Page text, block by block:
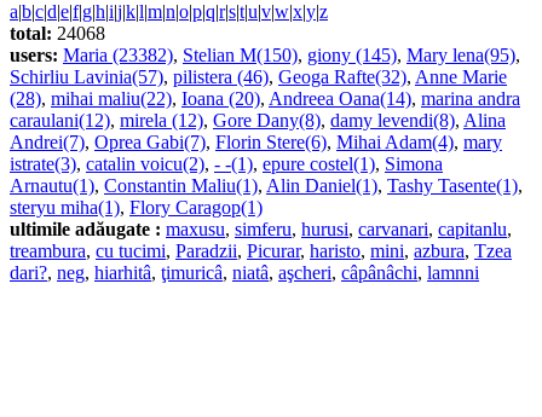
a|b|c|d|e|f|g|h|i|j|k|l|m|n|o|p|q|r|s|t|u|v|w|x|y|z
total: 24068
users: Maria (23382), Stelian M(150), giony (145), Mary lena(95),
Schirliu Lavinia(57), pilistera (46), Geoga Rafte(32), Anne Marie
(28), mihai maliu(22), Ioana (20), Andreea Oana(14), marina andra
caraulani(12), mirela (12), Gore Dany(8), damy levendi(8), Alina
Andrei(7), Oprea Gabi(7), Florin Stere(6), Mihai Adam(4), mary
istrate(3), catalin voicu(2), - -(1), epure costel(1), Simona
Arnautu(1), Constantin Maliu(1), Alin Daniel(1), Tashy Tasente(1),
steryu miha(1), Flory Caragop(1)
ultimile adăugate : maxusu, simferu, hurusi, carvanari, capitanlu,
treambura, cu tucimi, Paradzii, Picurar, haristo, mini, azbura, Tzea
dari?, neg, hiarhitâ, ţimuricâ, niatâ, aşcheri, câpânâchi, lamnni